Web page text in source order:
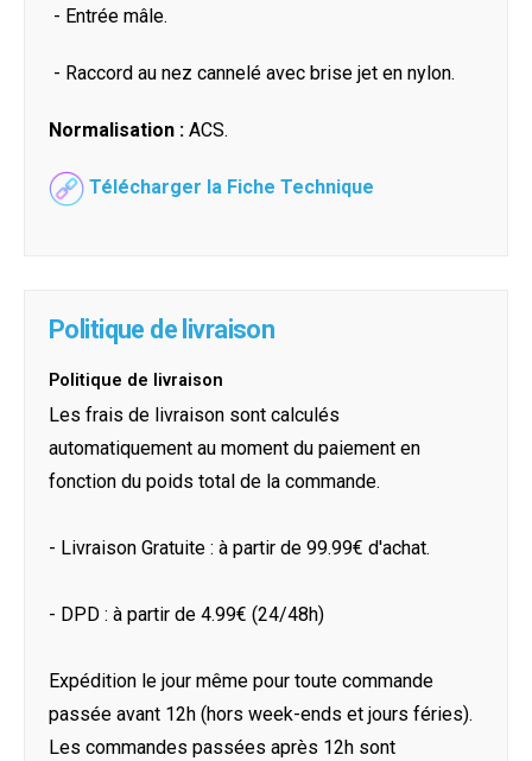
- Entrée mâle.
- Raccord au nez cannelé avec brise jet en nylon.
Normalisation : ACS.
Télécharger la Fiche Technique
Politique de livraison
Politique de livraison
Les frais de livraison sont calculés
automatiquement au moment du paiement en
fonction du poids total de la commande.
- Livraison Gratuite : à partir de 99.99€ d'achat.
- DPD : à partir de 4.99€ (24/48h)
Expédition le jour même pour toute commande
passée avant 12h (hors week-ends et jours féries).
Les commandes passées après 12h sont